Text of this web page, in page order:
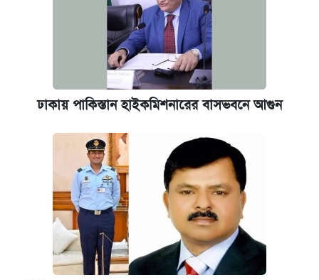
ঢাকায় পাকিস্তান হাইকমিশনারের বাসভবনে আগুন